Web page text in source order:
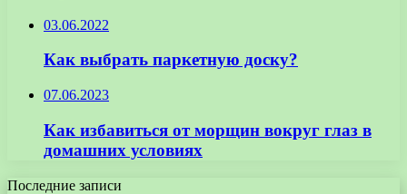
03.06.2022
Как выбрать паркетную доску?
07.06.2023
Как избавиться от морщин вокруг глаз в
домашних условиях
Последние записи